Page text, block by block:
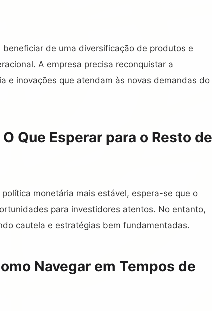
de uma diversificação de produtos e
A empresa precisa reconquistar a
e inovações que atendam às novas demandas do
Que Esperar para o Resto de
monetária mais estável, espera-se que o
para investidores atentos. No entanto,
cautela e estratégias bem fundamentadas.
Navegar em Tempos de